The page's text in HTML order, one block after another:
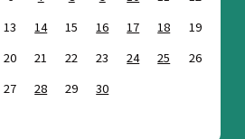
13
14 15 16 17 18
19
20
21 22 23 24 25
26
27
28 29 30